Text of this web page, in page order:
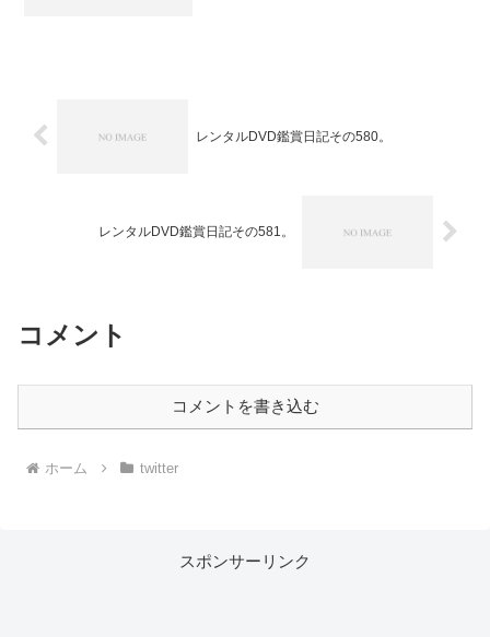
レンタルDVD鑑賞日記その580。
レンタルDVD鑑賞日記その581。
コメント
コメントを書き込む
ホーム twitter
スポンサーリンク